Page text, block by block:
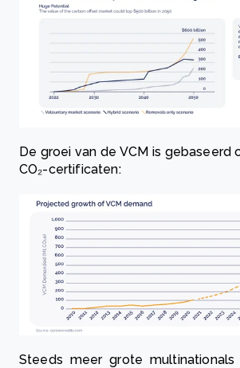
De groei van de VCM is gebaseerd
CO₂-certificaten:
Steeds meer grote multinationals